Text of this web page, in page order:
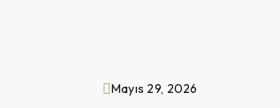
Mayıs 29, 2026